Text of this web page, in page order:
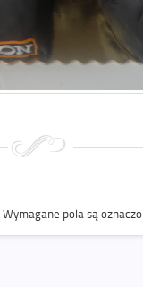
Wymagane pola są